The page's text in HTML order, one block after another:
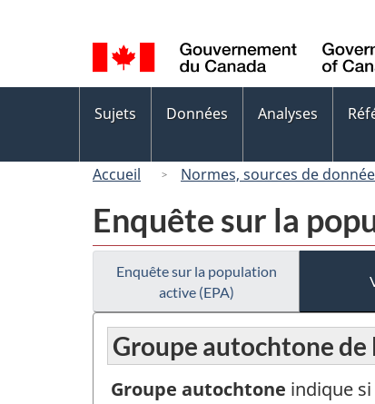
de
la
langue
des
Sujets Données Analyses
Accueil Normes, sources de
Enquête sur la
Enquête sur la population
active (EPA)
Groupe autochtone
Groupe autochtone indique